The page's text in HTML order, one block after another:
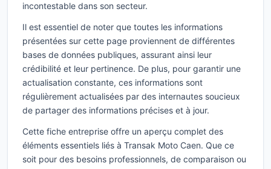
incontestable dans son secteur.
Il est essentiel de noter que toutes les informations
présentées sur cette page proviennent de différentes
bases de données publiques, assurant ainsi leur
crédibilité et leur pertinence. De plus, pour garantir une
actualisation constante, ces informations sont
régulièrement actualisées par des internautes soucieux
de partager des informations précises et à jour.
Cette fiche entreprise offre un aperçu complet des
éléments essentiels liés à Transak Moto Caen. Que ce
soit pour des besoins professionnels, de comparaison ou